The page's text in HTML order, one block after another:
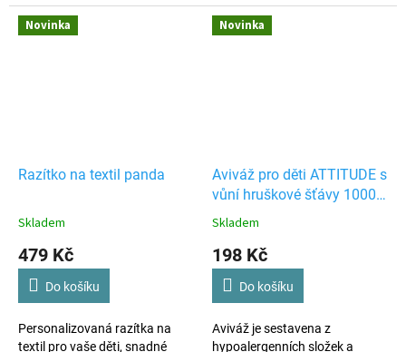
ztrátám věcí, výroba dle vašich
požadavků.
ztrátám věcí, výroba dle vašich
požadavků.
Novinka
Razítko na textil panda
Skladem
479 Kč
Do košíku
Personalizovaná razítka na
textil pro vaše děti, snadné
Novinka
Aviváž pro děti ATTITUDE s
vůní hruškové šťávy 1000
ml
Skladem
198 Kč
Do košíku
Aviváž je sestavena z
hypoalergenních složek a